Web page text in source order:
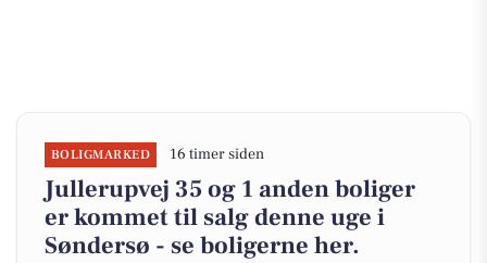
BOLIGMARKED 16 timer siden
Jullerupvej 35 og 1 anden boliger
er kommet til salg denne uge i
Søndersø - se boligerne her.